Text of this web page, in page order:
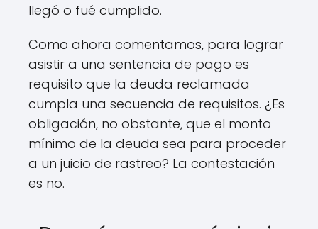
llegó o fué cumplido.
Como ahora comentamos, para lograr
asistir a una sentencia de pago es
requisito que la deuda reclamada
cumpla una secuencia de requisitos. ¿Es
obligación, no obstante, que el monto
mínimo de la deuda sea para proceder
a un juicio de rastreo? La contestación
es no.